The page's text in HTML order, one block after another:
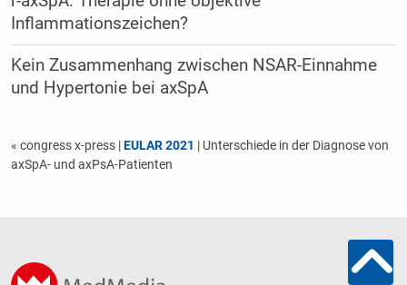
Inflammationszeichen?
Kein Zusammenhang zwischen NSAR-Einnahme
und Hypertonie bei axSpA
« congress x-press |EULAR 2021 | Unterschiede in der Diagnose von
axSpA- und axPsA-Patienten